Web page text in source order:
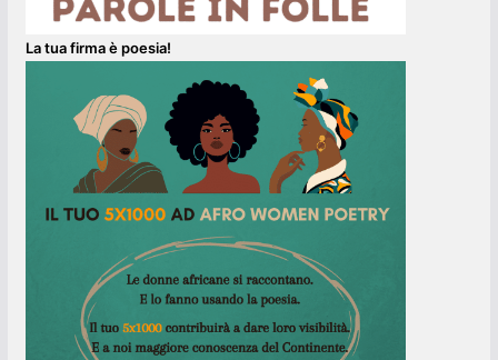
La tua firma è poesia!